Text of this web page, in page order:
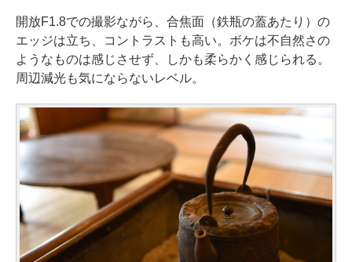
開放F1.8での撮影ながら、合焦面（鉄瓶の蓋あたり）の
エッジは立ち、コントラストも高い。ボケは不自然さの
ようなものは感じさせず、しかも柔らかく感じられる。
周辺減光も気にならないレベル。